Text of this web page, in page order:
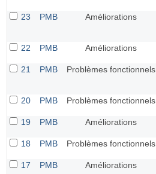
23 PMB Améliorations
22 PMB Améliorations
21 PMB Problèmes fonctionnels
20 PMB Problèmes fonctionnels
19 PMB Améliorations
18 PMB Problèmes fonctionnels
17 PMB Améliorations